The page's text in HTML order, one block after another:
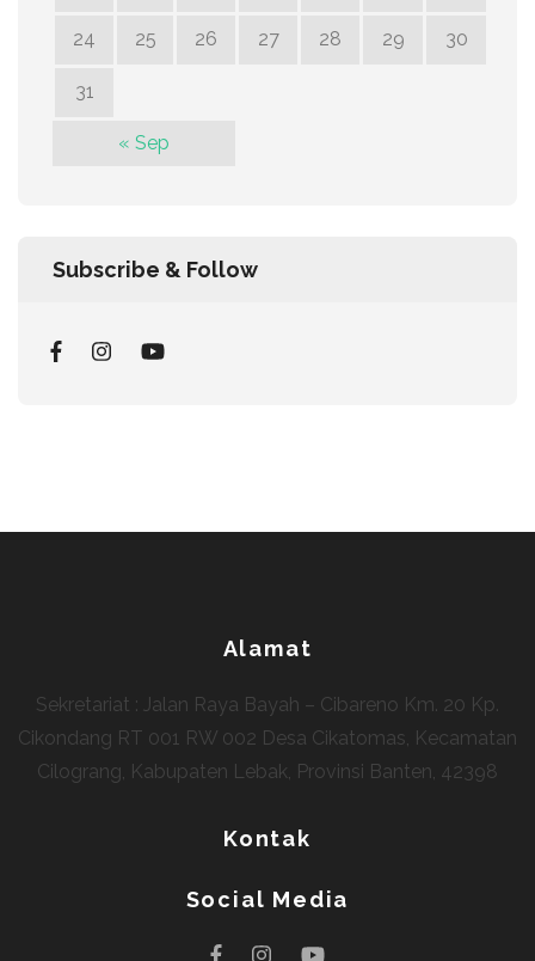
24 25 26 27 28 29 30
31
« Sep
Subscribe & Follow
Alamat
Sekretariat : Jalan Raya Bayah – Cibareno Km. 20 Kp.
Cikondang RT 001 RW 002 Desa Cikatomas, Kecamatan
Cilograng, Kabupaten Lebak, Provinsi Banten, 42398
Kontak
Social Media